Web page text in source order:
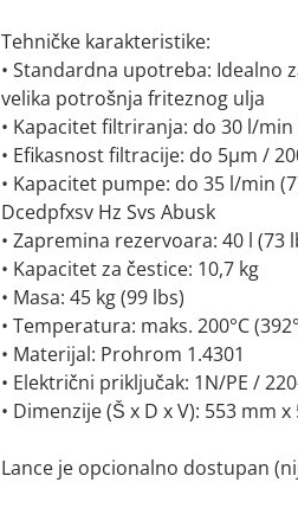
Tehničke karakteristike:
• Standardna upotreba: Idealno
velika potrošnja friteznog ulja
• Kapacitet filtriranja: do 30 l/
• Efikasnost filtracije: do 5µm /
• Kapacitet pumpe: do 35 l/min
Dcedpfxsv Hz Svs Abusk
• Zapremina rezervoara: 40 l (73
• Kapacitet za čestice: 10,7 kg
• Masa: 45 kg (99 lbs)
• Temperatura: maks. 200°C
• Materijal: Prohrom 1.4301
• Električni priključak: 1N/PE /
• Dimenzije (Š x D x V): 553 mm
Lance je opcionalno dostupan